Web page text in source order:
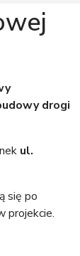
drogi
ul.
się po
projekcie.